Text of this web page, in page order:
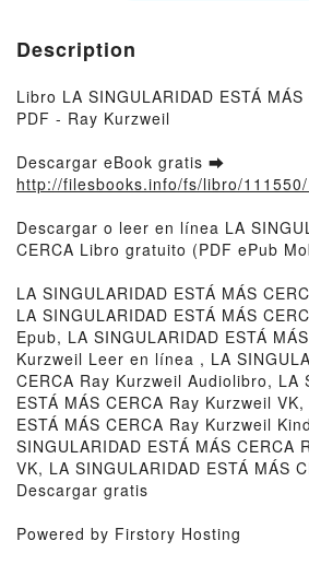
Description
Libro LA SINGULARIDAD ESTÁ
PDF - Ray Kurzweil
Descargar eBook gratis ➡
http://filesbooks.info/fs/libro/
Descargar o leer en línea LA
CERCA Libro gratuito (PDF ePub
LA SINGULARIDAD ESTÁ MÁS
LA SINGULARIDAD ESTÁ MÁS
Epub, LA SINGULARIDAD ESTÁ
Kurzweil Leer en línea , LA
CERCA Ray Kurzweil Audiolibro, LA
ESTÁ MÁS CERCA Ray Kurzweil
ESTÁ MÁS CERCA Ray Kurzweil
SINGULARIDAD ESTÁ MÁS CERCA
VK, LA SINGULARIDAD ESTÁ MÁS
Descargar gratis
Powered by Firstory Hosting